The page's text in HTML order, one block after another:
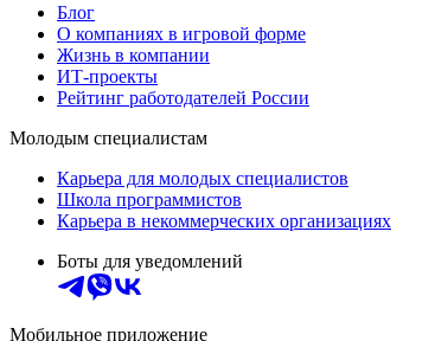
Блог
О компаниях в игровой форме
Жизнь в компании
ИТ-проекты
Рейтинг работодателей России
Молодым специалистам
Карьера для молодых специалистов
Школа программистов
Карьера в некоммерческих организациях
Боты для уведомлений
Мобильное приложение